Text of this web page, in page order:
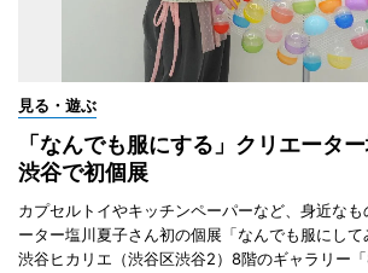
見る・遊ぶ
「なんでも服にする」クリエーター
渋谷で初個展
カプセルトイやキッチンペーパーなど、身近な
ーター塩川夏子さん初の個展「なんでも服にして
渋谷ヒカリエ（渋谷区渋谷2）8階のギャラリー